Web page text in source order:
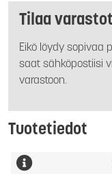
Tilaa
Eikö löydy sopivaa
saat sähköpostiisi
varastoon.
Tuotetiedot